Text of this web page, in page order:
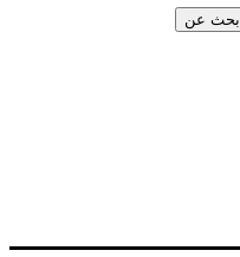
بحث عن